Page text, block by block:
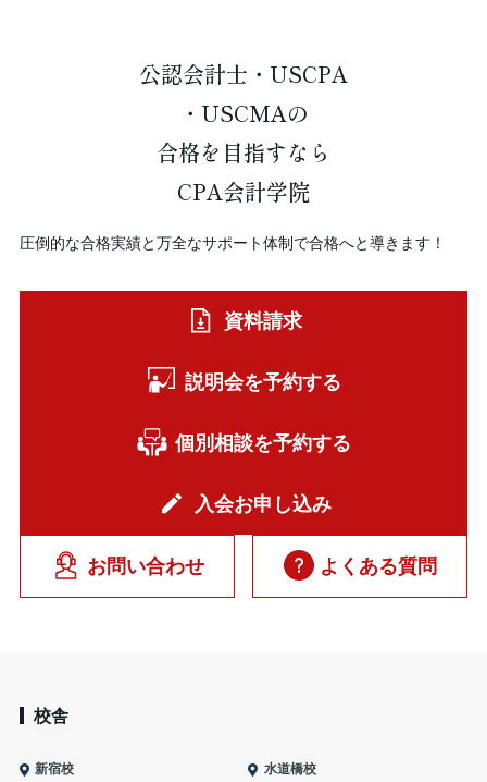
公認会計士・USCPA
・USCMAの
合格を 目指すなら
CPA会計学院
圧倒的な合格実績と万全なサポート体制で合格へと導きます！
資料請求
説明会を予約する
個別相談を予約する
入会お申し込み
お問い合わせ よくある質問
校舎
新宿校
水道橋校